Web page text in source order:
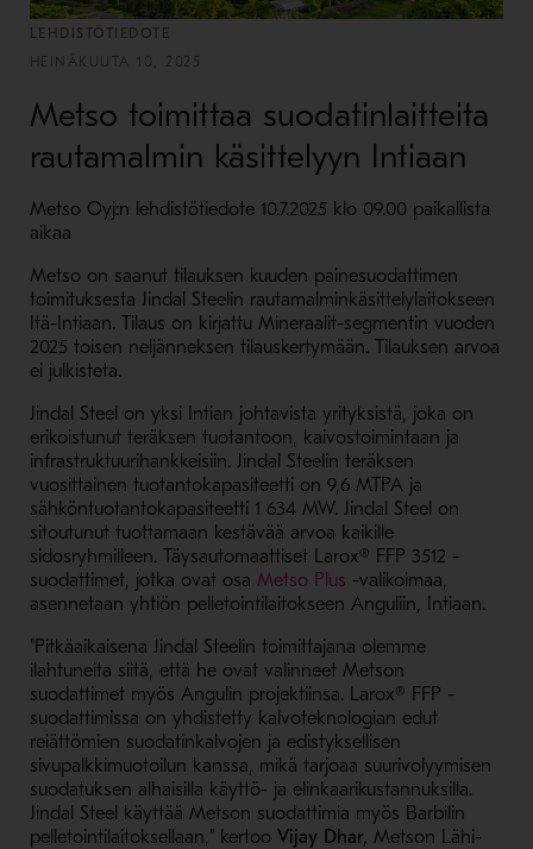
LEHDISTÖTIEDOTE
HEINÄKUUTA 10, 2025
Metso toimittaa suodatinlaitteita
rautamalmin käsittelyyn Intiaan
Metso Oyj:n lehdistötiedote 10.7.2025 klo 09.00 paikallista
aikaa
Metso on saanut tilauksen kuuden painesuodattimen
toimituksesta Jindal Steelin rautamalminkäsittelylaitokseen
Itä-Intiaan. Tilaus on kirjattu Mineraalit-segmentin vuoden
2025 toisen neljänneksen tilauskertymään. Tilauksen arvoa
ei julkisteta.
Jindal Steel on yksi Intian johtavista yrityksistä, joka on
erikoistunut teräksen tuotantoon, kaivostoimintaan ja
infrastruktuurihankkeisiin. Jindal Steelin teräksen
vuosittainen tuotantokapasiteetti on 9,6 MTPA ja
sähköntuotantokapasiteetti 1 634 MW. Jindal Steel on
sitoutunut tuottamaan kestävää arvoa kaikille
sidosryhmilleen. Täysautomaattiset Larox® FFP 3512 -
suodattimet, jotka ovat osa Metso Plus- Avaa uudessa
-valikoimaa,
asennetaan yhtiön pelletointilaitokseen Anguliin, Intiaan.
"Pitkäaikaisena Jindal Steelin toimittajana olemme
ilahtuneita siitä, että he ovat valinneet Metson
suodattimet myös Angulin projektiinsa. Larox® FFP -
suodattimissa on yhdistetty kalvoteknologian edut
reiättömien suodatinkalvojen ja edistyksellisen
sivupalkkimuotoilun kanssa, mikä tarjoaa suurivolyymisen
suodatuksen alhaisilla käyttö- ja elinkaarikustannuksilla.
Jindal Steel käyttää Metson suodattimia myös Barbilin
pelletointilaitoksellaan," kertoo Vijay Dhar, Metson Lähi-